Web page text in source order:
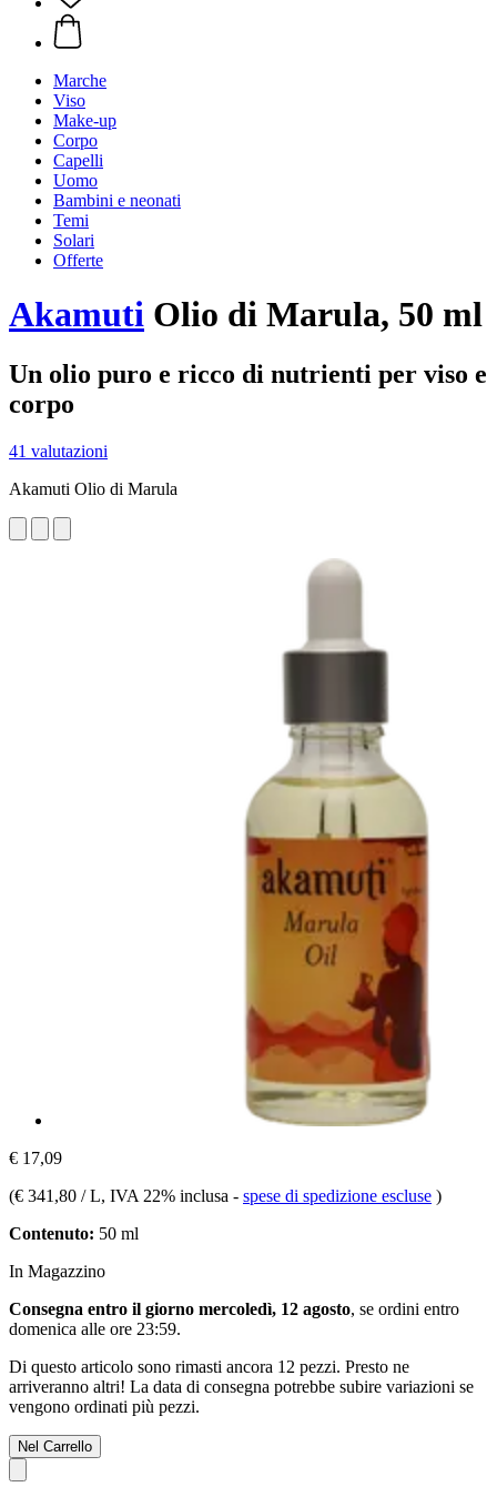
Marche
Viso
Make-up
Corpo
Capelli
Uomo
Bambini e neonati
Temi
Solari
Offerte
Akamuti Olio di Marula, 50 ml
Un olio puro e ricco di nutrienti per viso e
corpo
41 valutazioni
Akamuti Olio di Marula
€ 17,09
(€ 341,80 / L, IVA 22% inclusa - spese di spedizione escluse )
Contenuto: 50 ml
In Magazzino
Consegna entro il giorno mercoledì, 12 agosto, se ordini entro
domenica alle ore 23:59.
Di questo articolo sono rimasti ancora 12 pezzi. Presto ne
arriveranno altri! La data di consegna potrebbe subire variazioni se
vengono ordinati più pezzi.
Nel Carrello